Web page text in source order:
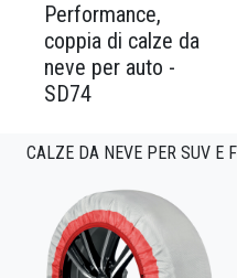
Performance,
coppia di calze da
neve per auto -
SD74
CALZE DA NEVE PER SUV E